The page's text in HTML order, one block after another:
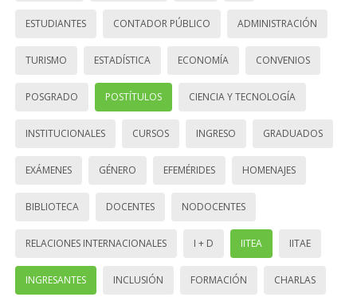
ESTUDIANTES CONTADOR PÚBLICO ADMINISTRACIÓN
TURISMO ESTADÍSTICA ECONOMÍA CONVENIOS
POSGRADO POSTÍTULOS CIENCIA Y TECNOLOGÍA
INSTITUCIONALES CURSOS INGRESO GRADUADOS
EXÁMENES GÉNERO EFEMÉRIDES HOMENAJES
BIBLIOTECA DOCENTES NODOCENTES
RELACIONES INTERNACIONALES I + D IITEA IITAE
INGRESANTES INCLUSIÓN FORMACIÓN CHARLAS